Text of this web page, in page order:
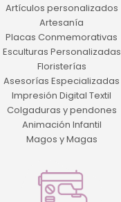
Artículos personalizados
Artesanía
Placas Conmemorativas
Esculturas Personalizadas
Floristerías
Asesorías Especializadas
Impresión Digital Textil
Colgaduras y pendones
Animación Infantil
Magos y Magas